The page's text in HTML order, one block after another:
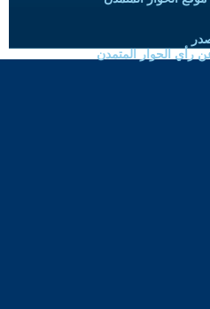
رأي الحوار المتمدن